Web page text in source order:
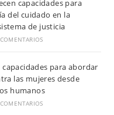
capacidades para
del cuidado en la
de justicia
para abordar
las mujeres desde
humanos